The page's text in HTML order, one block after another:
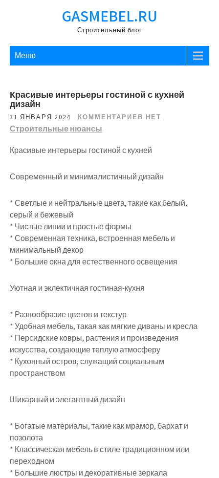
GASMEBEL.RU
Строительный блог
Меню
Красивые интерьеры гостиной с кухней
дизайн
31 ЯНВАРЯ 2024 КОММЕНТАРИЕВ НЕТ
Строительные нюансы
Красивые интерьеры гостиной с кухней
Современный и минималистичный дизайн
* Светлые и нейтральные цвета, такие как белый,
серый и бежевый
* Чистые линии и простые формы
* Современная техника, встроенная мебель и
минимальный декор
* Большие окна для естественного освещения
Уютная и эклектичная гостиная-кухня
* Разнообразие цветов и текстур
* Удобная мебель, такая как мягкие диваны и кресла
* Персидские ковры, растения и произведения
искусства, создающие теплую атмосферу
* Кухонный остров, служащий социальным
пространством
Шикарный и элегантный дизайн
* Богатые материалы, такие как мрамор, бархат и
позолота
* Классическая мебель в стиле традиционном или
переходном
* Большие люстры и декоративные зеркала